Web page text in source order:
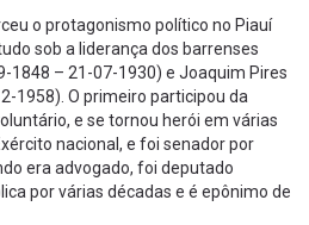
o protagonismo político no Piauí
sob a liderança dos barrenses
1848 – 21-07-1930) e Joaquim Pires
1958). O primeiro participou da
e se tornou herói em várias
nacional, e foi senador por
era advogado, foi deputado
por várias décadas e é epônimo de